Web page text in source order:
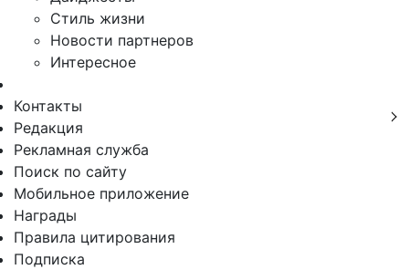
Стиль жизни
Новости партнеров
Интересное
Контакты
Редакция
Рекламная служба
Поиск по сайту
Мобильное приложение
Награды
Правила цитирования
Подписка